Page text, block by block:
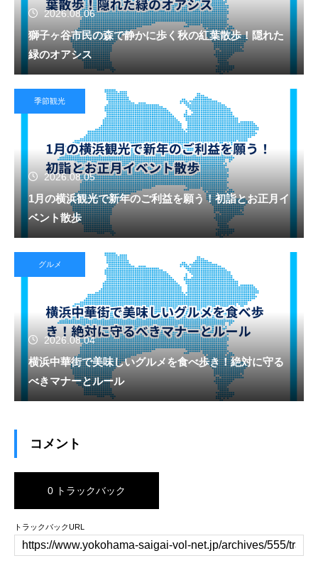
2026.08.06
獅子ヶ谷市民の森で静かに歩く秋の紅葉散歩！隠れた
緑のオアシス
季節観光
2026.08.05
1月の横浜観光で新年のご利益を願う！初詣とお正月イ
ベント散歩
グルメ
2026.08.04
横浜中華街で美味しいグルメを食べ歩き！絶対に守る
べきマナーとルール
コメント
0 トラックバック
トラックバックURL